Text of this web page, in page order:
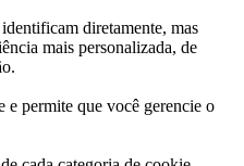
diretamente, mas
mais personalizada, de
permite que você gerencie o